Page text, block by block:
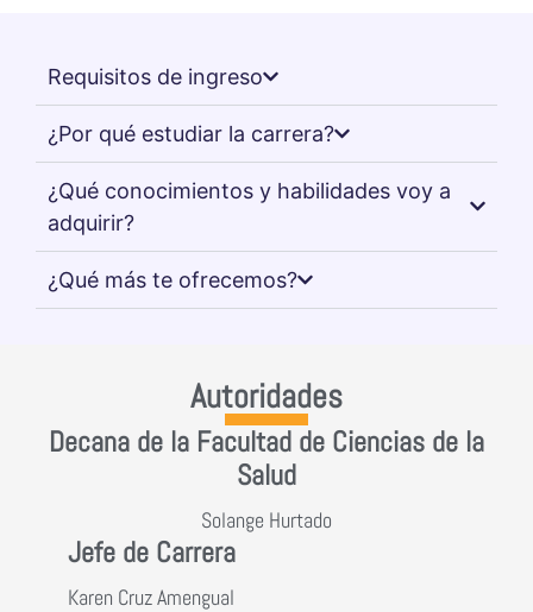
Requisitos de ingreso
¿Por qué estudiar la carrera?
¿Qué conocimientos y habilidades voy a
adquirir?
¿Qué más te ofrecemos?
Autoridades
Decana de la Facultad de Ciencias de la
Salud
Solange Hurtado
Jefe de Carrera
Karen Cruz Amengual